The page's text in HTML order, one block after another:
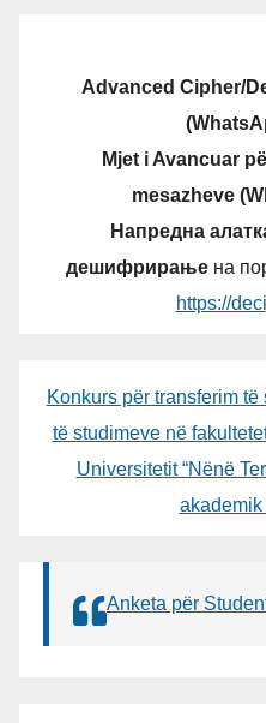
Advanced Cipher/
Mjet i Avancuar
mesazheve
Напредна
дешифрирањена
https://
Konkurs për transferim
të studimeve në
Universitetit “Nënë
Anketa për